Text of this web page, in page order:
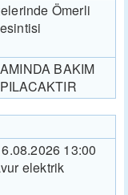
Ömerli
BAKIM
13:00
elektrik